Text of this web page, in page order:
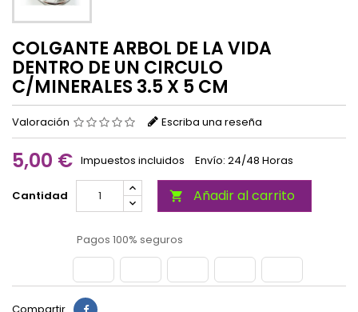
COLGANTE ARBOL DE LA VIDA
DENTRO DE UN CIRCULO
C/MINERALES 3.5 X 5 CM
Valoración Escriba una reseña
5,00 € Impuestos incluidos Envío: 24/48 Horas
Cantidad  Añadir al carrito
Pagos 100% seguros